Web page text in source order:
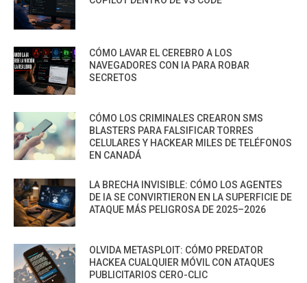
CÓMO LAVAR EL CEREBRO A LOS
NAVEGADORES CON IA PARA ROBAR
SECRETOS
CÓMO LOS CRIMINALES CREARON SMS
BLASTERS PARA FALSIFICAR TORRES
CELULARES Y HACKEAR MILES DE TELÉFONOS
EN CANADÁ
LA BRECHA INVISIBLE: CÓMO LOS AGENTES
DE IA SE CONVIRTIERON EN LA SUPERFICIE DE
ATAQUE MÁS PELIGROSA DE 2025–2026
OLVIDA METASPLOIT: CÓMO PREDATOR
HACKEA CUALQUIER MÓVIL CON ATAQUES
PUBLICITARIOS CERO-CLIC